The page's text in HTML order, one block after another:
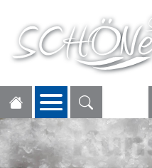
Navigation öffnen